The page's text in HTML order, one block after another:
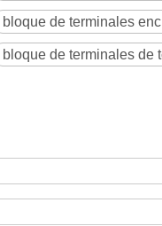
bloque de terminales
bloque de terminales de